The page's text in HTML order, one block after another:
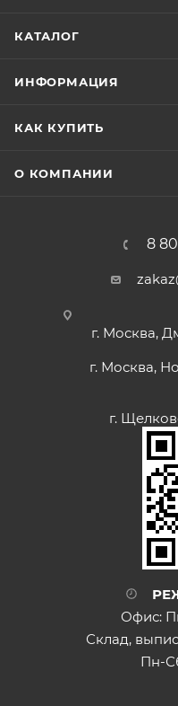
КАТАЛОГ
ИНФОРМАЦИЯ
КАК КУПИТЬ
О КОМПАНИИ
8
г. Москва,
г. Москва,
г.
Офис:
Склад,
Пн-